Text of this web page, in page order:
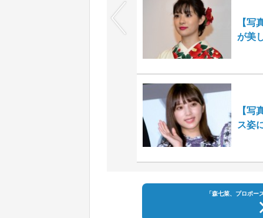
【写
が美
【写
ス姿
「森七菜、プロポ